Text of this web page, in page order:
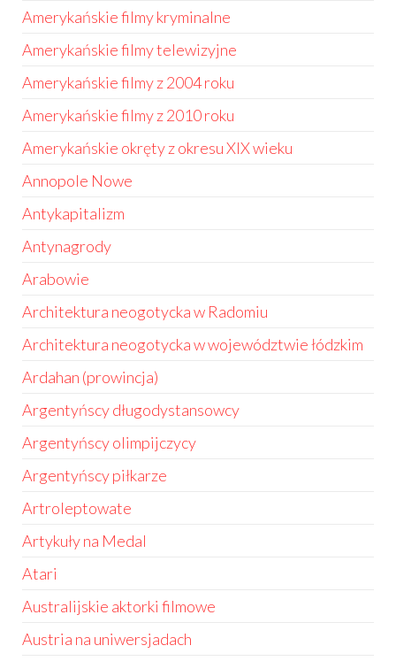
Amerykańskie filmy kryminalne
Amerykańskie filmy telewizyjne
Amerykańskie filmy z 2004 roku
Amerykańskie filmy z 2010 roku
Amerykańskie okręty z okresu XIX wieku
Annopole Nowe
Antykapitalizm
Antynagrody
Arabowie
Architektura neogotycka w Radomiu
Architektura neogotycka w województwie łódzkim
Ardahan (prowincja)
Argentyńscy długodystansowcy
Argentyńscy olimpijczycy
Argentyńscy piłkarze
Artroleptowate
Artykuły na Medal
Atari
Australijskie aktorki filmowe
Austria na uniwersjadach